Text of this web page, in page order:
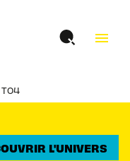
menu
L'UNIVERS